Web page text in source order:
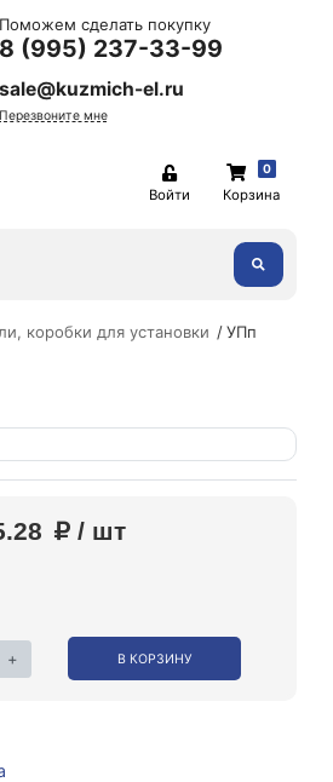
Поможем сделать покупку
8 (995) 237-33-99
sale@kuzmich-el.ru
Перезвоните мне
Войти
0
Корзина
коробки для установки
УПп
/ шт
+ В КОРЗИНУ